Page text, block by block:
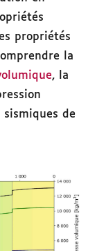
propriétés
la
, la
sismiques de